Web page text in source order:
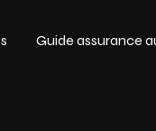
Guide assurance